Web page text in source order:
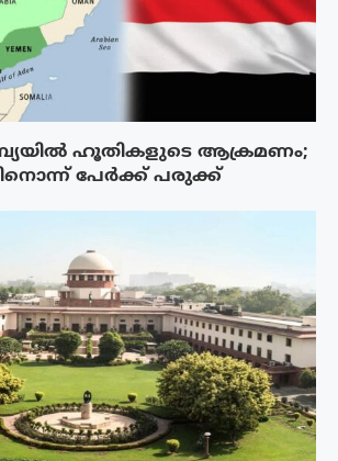
ഹൂതികളുടെ ആക്രമണം;
പേർക്ക് പരുക്ക്